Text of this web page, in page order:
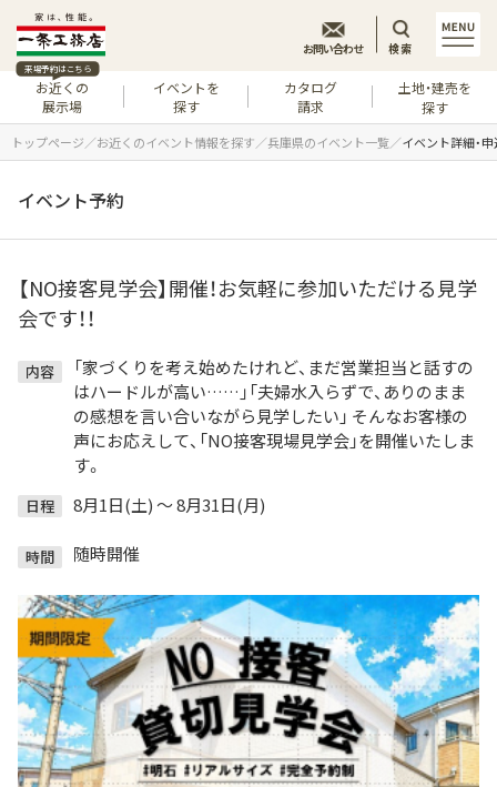
来場予約はこちら
お近くの
展示場
イベントを
探す
カタログ
請求
土地・建売を
探す
お問い合わせ 検索
トップページ お近くのイベント情報を探す 兵庫県のイベント一覧 イベント詳細・
イベント予約
【NO接客見学会】開催！お気軽に参加いただける見学
会です！！
内容
「家づくりを考え始めたけれど、まだ営業担当と話すの
はハードルが高い……」「夫婦水入らずで、ありのまま
の感想を言い合いながら見学したい」 そんなお客様の
声にお応えして、「NO接客現場見学会」を開催いたしま
す。
日程 8月1日(土) ～ 8月31日(月)
時間 随時開催